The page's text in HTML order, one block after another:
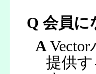
Q 会員に
A
提供